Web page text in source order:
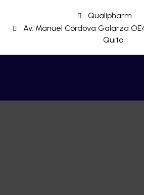
Qualipharm
Av. Manuel Córdova Galarza
Quito